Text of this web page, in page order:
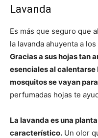
Lavanda
Es más que seguro que
la lavanda ahuyenta a
Gracias a sus hojas tan
esenciales al calentarse
mosquitos se vayan
perfumadas hojas te
La lavanda es una
característico. Un olor